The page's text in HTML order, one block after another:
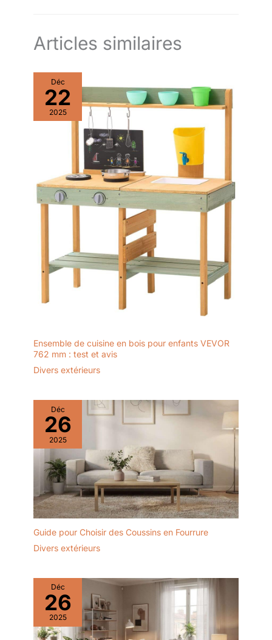
Articles similaires
Déc
22
2025
Ensemble de cuisine en bois pour enfants VEVOR
762 mm : test et avis
Divers extérieurs
Déc
26
2025
Guide pour Choisir des Coussins en Fourrure
Divers extérieurs
Déc
26
2025